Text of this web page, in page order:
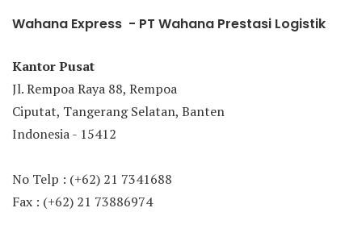
Wahana Express - PT Wahana Prestasi Logistik
Kantor Pusat
Jl. Rempoa Raya 88, Rempoa
Ciputat, Tangerang Selatan, Banten
Indonesia - 15412
No Telp : (+62) 21 7341688
Fax : (+62) 21 73886974